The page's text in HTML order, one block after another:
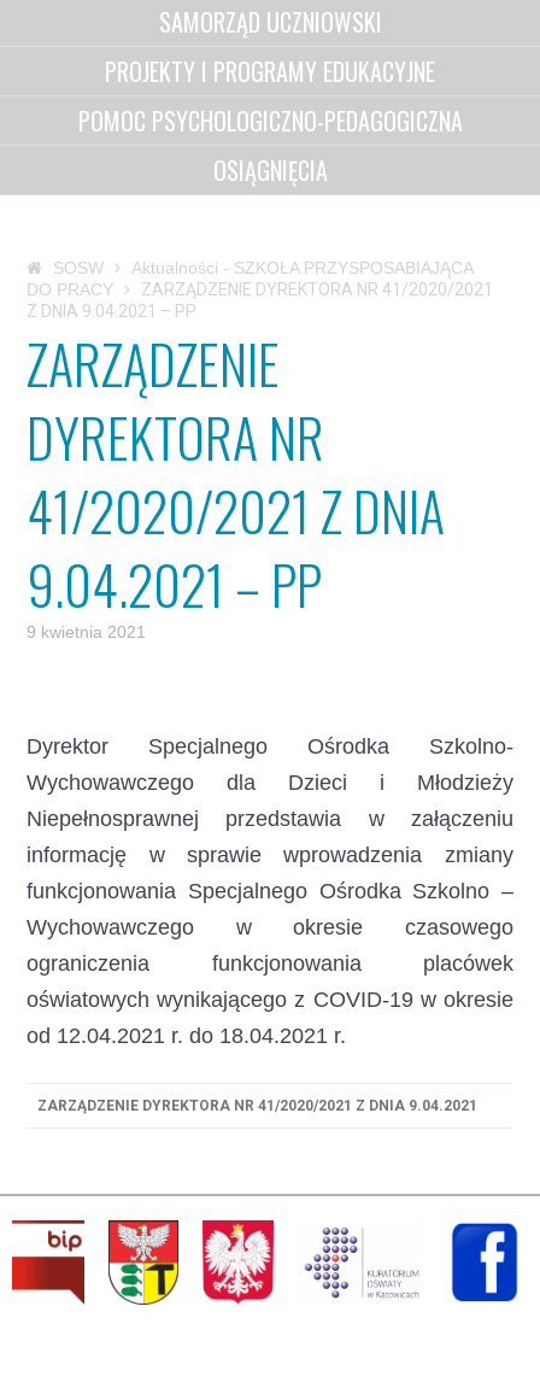
SAMORZĄD UCZNIOWSKI
PROJEKTY I PROGRAMY EDUKACYJNE
POMOC PSYCHOLOGICZNO-PEDAGOGICZNA
OSIĄGNIĘCIA
SOSW
Aktualności - SZKOŁA PRZYSPOSABIAJĄCA
DO PRACY
ZARZĄDZENIE DYREKTORA NR 41/2020/2021
Z DNIA 9.04.2021 – PP
ZARZĄDZENIE
DYREKTORA NR
41/2020/2021 Z DNIA
9.04.2021 – PP
9 kwietnia 2021
Dyrektor Specjalnego Ośrodka Szkolno-
Wychowawczego dla Dzieci i Młodzieży
Niepełnosprawnej przedstawia w załączeniu
informację w sprawie wprowadzenia zmiany
funkcjonowania Specjalnego Ośrodka Szkolno –
Wychowawczego w okresie czasowego
ograniczenia funkcjonowania placówek
oświatowych wynikającego z COVID-19 w okresie
od 12.04.2021 r. do 18.04.2021 r.
ZARZĄDZENIE DYREKTORA NR 41/2020/2021 Z DNIA 9.04.2021